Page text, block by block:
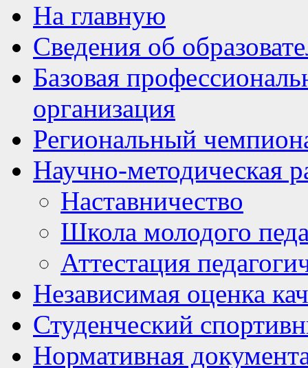
На главную
Сведения об
Базовая
организация
Региональный
Научно-методическая
Наставничество
Школа молодого
Аттестация
Независимая оценка
Студенческий
Нормативная